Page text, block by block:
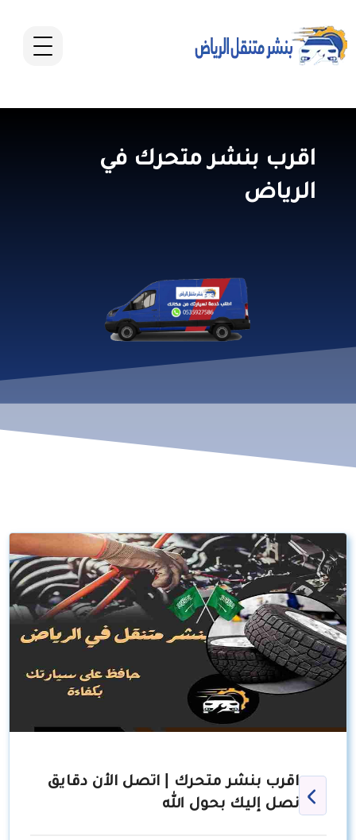
اقرب بنشر متحرك في
الرياض
اقرب بنشر متحرك | اتصل الأن دقايق
نصل إليك بحول الله